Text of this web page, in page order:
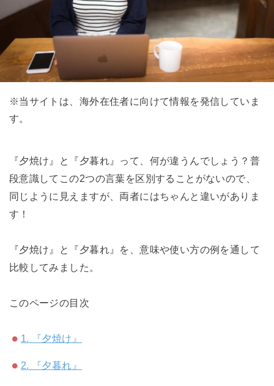
※当サイトは、海外在住者に向けて情報を発信していま
す。
『夕焼け』と『夕暮れ』って、何が違うんでしょう？普
段意識してこの2つの言葉を区別することがないので、
同じように見えますが、両者にはちゃんと違いがありま
す！
『夕焼け』と『夕暮れ』を、意味や使い方の例を通して
比較してみました。
このページの目次
1. 『夕焼け』
2. 『夕暮れ』